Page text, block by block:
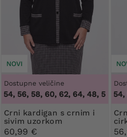
NOVI
Dostupne veličine
56, 58, 60, 62, 64, 48, 50, 52,
Crni kardigan s crnim i
sivim uzorkom
60,99 €
48, 50, 52, 54,
Crna haljina ukrašena